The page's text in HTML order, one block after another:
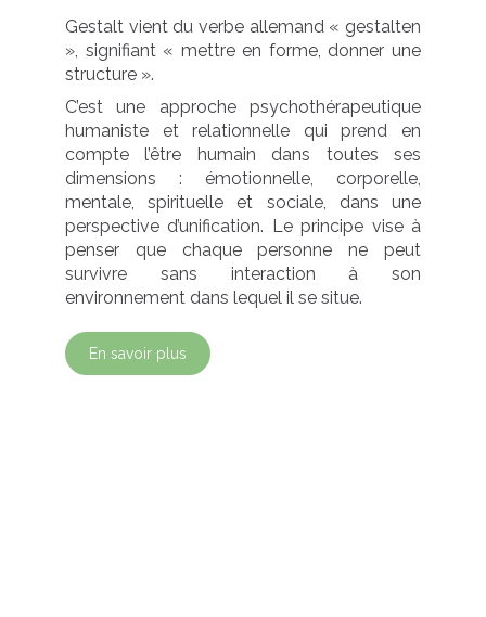
Gestalt vient du verbe allemand « gestalten
», signifiant « mettre en forme, donner une
structure ».
C’est une approche psychothérapeutique
humaniste et relationnelle qui prend en
compte l’être humain dans toutes ses
dimensions : émotionnelle, corporelle,
mentale, spirituelle et sociale, dans une
perspective d’unification. Le principe vise à
penser que chaque personne ne peut
survivre sans interaction à son
environnement dans lequel il se situe.
En savoir plus